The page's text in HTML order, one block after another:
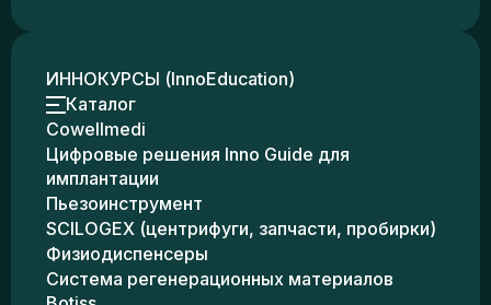
ИННОКУРСЫ (InnoEducation)
Каталог
Cowellmedi
Цифровые решения Inno Guide для
имплантации
Пьезоинструмент
SCILOGEX (центрифуги, запчасти, пробирки)
Физиодиспенсеры
Система регенерационных материалов